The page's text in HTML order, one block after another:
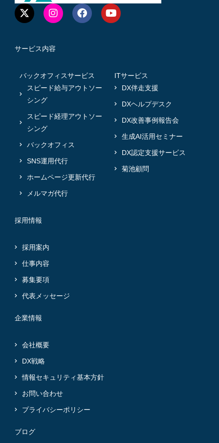
サービス内容
バックオフィスサービス
スピード給与アウトソー
シング
スピード経理アウトソー
シング
バックオフィス
SNS運用代行
ホームページ更新代行
メルマガ代行
ITサービス
DX伴走支援
DXヘルプデスク
DX改善事例報告会
生成AI活用セミナー
DX認定支援サービス
菊池顧問
採用情報
採用案内
仕事内容
募集要項
代表メッセージ
企業情報
会社概要
DX戦略
情報セキュリティ基本方針
お問い合わせ
プライバシーポリシー
ブログ